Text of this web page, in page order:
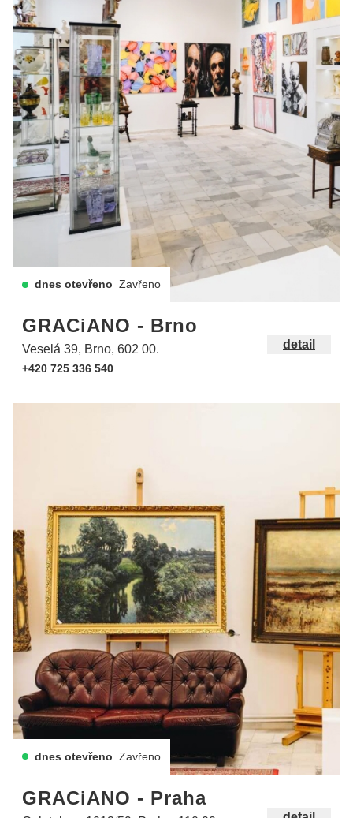
dnes otevřeno Zavřeno
GRACiANO - Brno
Veselá 39, Brno, 602 00.
+420 725 336 540
detail
dnes otevřeno Zavřeno
GRACiANO - Praha